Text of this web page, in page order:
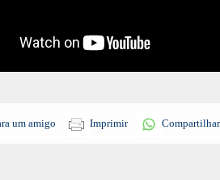
um amigo Imprimir Compartilhar